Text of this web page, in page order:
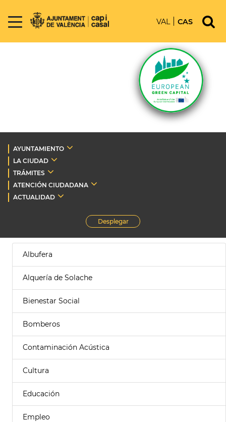
VAL CAS
AYUNTAMIENTO
LA CIUDAD
TRÁMITES
ATENCIÓN CIUDADANA
ACTUALIDAD
Desplegar
Albufera
Alquería de Solache
Bienestar Social
Bomberos
Contaminación Acústica
Cultura
Educación
Empleo